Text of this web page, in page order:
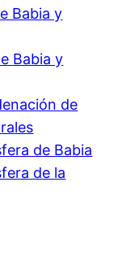
Babia y
Babia y
de
de Babia
de la